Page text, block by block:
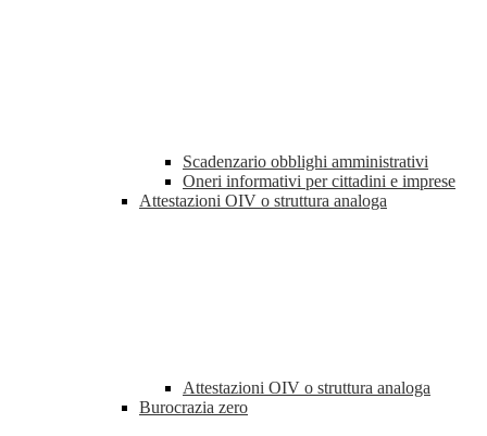
Scadenzario obblighi amministrativi
Oneri informativi per cittadini e imprese
Attestazioni OIV o struttura analoga
Attestazioni OIV o struttura analoga
Burocrazia zero